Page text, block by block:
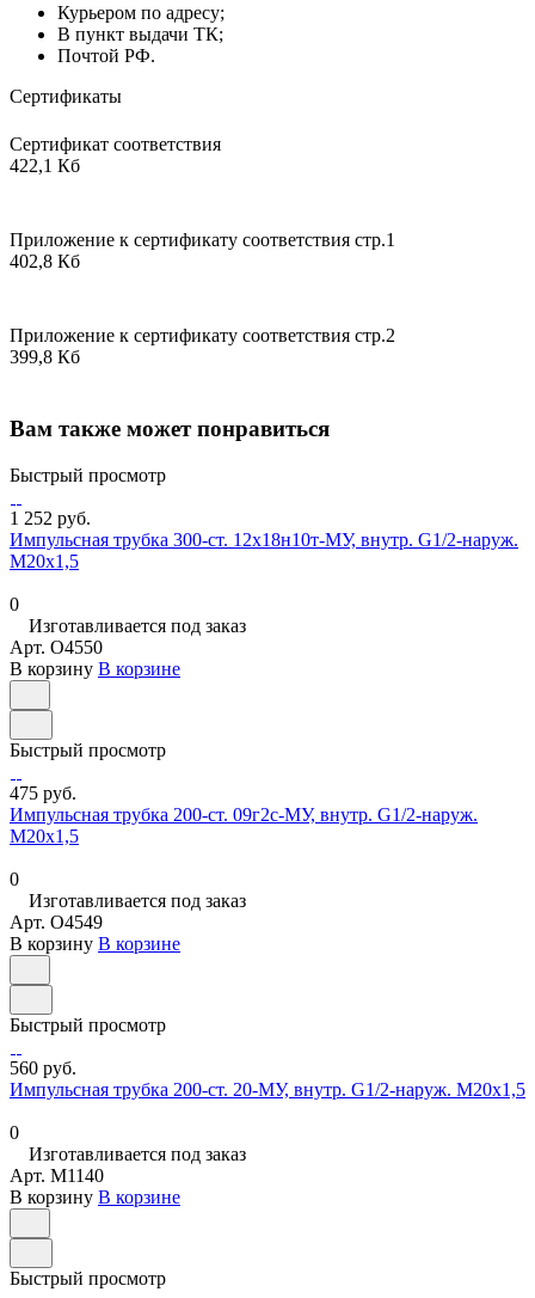
Курьером по адресу;
В пункт выдачи ТК;
Почтой РФ.
Сертификаты
Сертификат соответствия
422,1 Кб
Приложение к сертификату соответствия стр.1
402,8 Кб
Приложение к сертификату соответствия стр.2
399,8 Кб
Вам также может понравиться
Быстрый просмотр
1 252 руб.
Импульсная трубка 300-ст. 12х18н10т-МУ, внутр. G1/2-наруж.
М20х1,5
0
Изготавливается под заказ
Арт. O4550
В корзину В корзине
Быстрый просмотр
475 руб.
Импульсная трубка 200-ст. 09г2с-МУ, внутр. G1/2-наруж.
М20х1,5
0
Изготавливается под заказ
Арт. O4549
В корзину В корзине
Быстрый просмотр
560 руб.
Импульсная трубка 200-ст. 20-МУ, внутр. G1/2-наруж. М20х1,5
0
Изготавливается под заказ
Арт. M1140
В корзину В корзине
Быстрый просмотр